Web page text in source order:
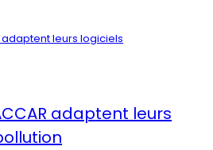
adaptent leurs